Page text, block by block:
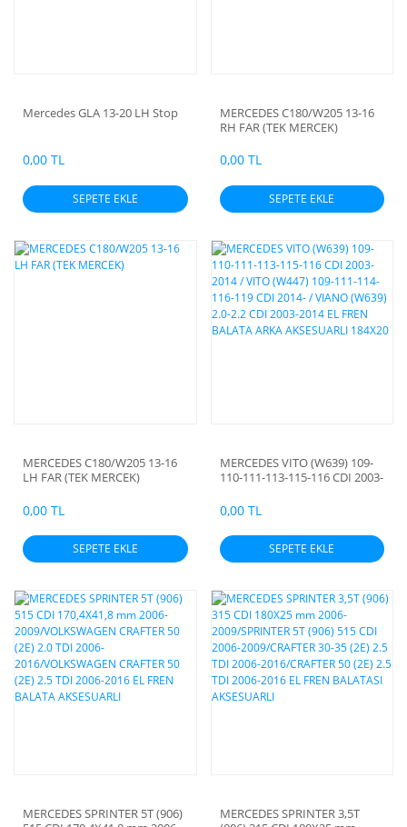
Mercedes GLA 13-20 LH Stop
0,00 TL
SEPETE EKLE
MERCEDES C180/W205 13-16
RH FAR (TEK MERCEK)
0,00 TL
SEPETE EKLE
MERCEDES C180/W205 13-16
LH FAR (TEK MERCEK)
0,00 TL
SEPETE EKLE
MERCEDES VITO (W639) 109-
110-111-113-115-116 CDI 2003-
114-116-119 CDI 2014- / VIANO
(W639) 2.0-2.2 CDI 2003-2014
EL FREN BALATA ARKA
AKSESUARLI 184X20
0,00 TL
SEPETE EKLE
MERCEDES SPRINTER 5T (906)
MERCEDES SPRINTER 3,5T